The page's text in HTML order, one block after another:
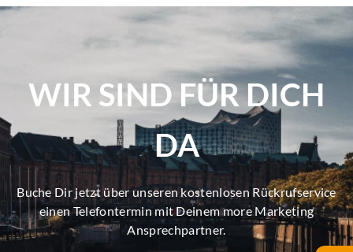
WIR SIND FÜR DICH
DA
Buche Dir jetzt über unseren kostenlosen Rückrufservice
einen Telefontermin mit Deinem more Marketing
Ansprechpartner.